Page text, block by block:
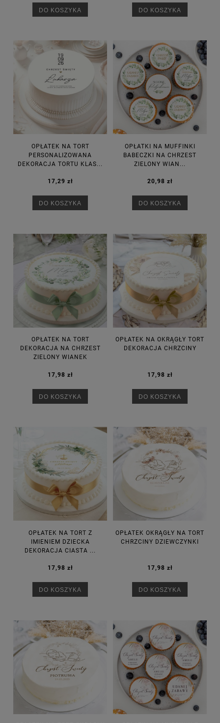
DO KOSZYKA DO KOSZYKA
OPŁATEK NA TORT
PERSONALIZOWANA
DEKORACJA TORTU KLAS...
17,29 zł
DO KOSZYKA
OPŁATKI NA MUFFINKI
BABECZKI NA CHRZEST
ZIELONY WIAN...
20,98 zł
DO KOSZYKA
OPŁATEK NA TORT
DEKORACJA NA CHRZEST
ZIELONY WIANEK
17,98 zł
DO KOSZYKA
OPŁATEK NA OKRĄGŁY TORT
DEKORACJA CHRZCINY
17,98 zł
DO KOSZYKA
OPŁATEK NA TORT Z
IMIENIEM DZIECKA
DEKORACJA CIASTA ...
17,98 zł
DO KOSZYKA
OPŁATEK OKRĄGŁY NA TORT
CHRZCINY DZIEWCZYNKI
17,98 zł
DO KOSZYKA